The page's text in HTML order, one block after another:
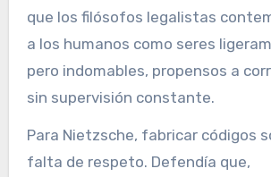
que los filósofos legalistas
a los humanos como seres
pero indomables, propensos a
sin supervisión constante.
Para Nietzsche, fabricar códigos
falta de respeto. Defendía que,